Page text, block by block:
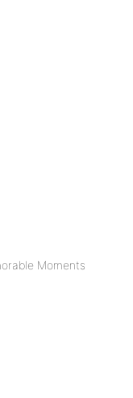
Moments